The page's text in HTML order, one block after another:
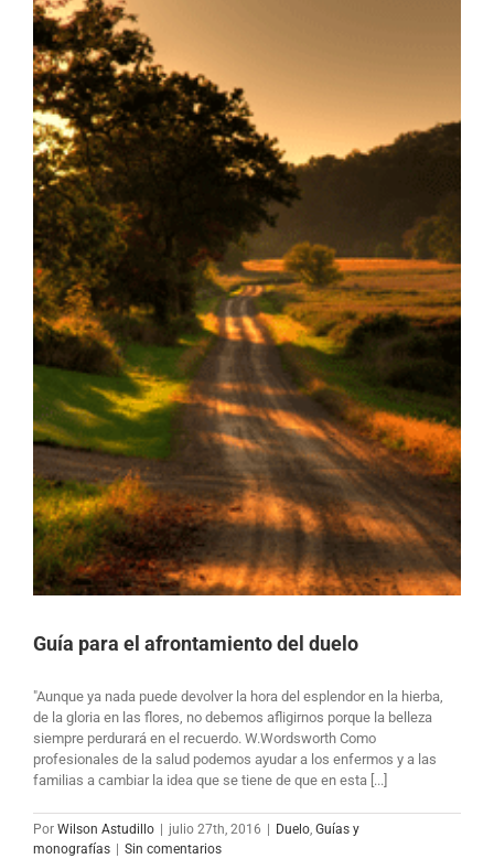
Guía para el afrontamiento del duelo
"Aunque ya nada puede devolver la hora del esplendor en la hierba,
de la gloria en las flores, no debemos afligirnos porque la belleza
siempre perdurará en el recuerdo. W.Wordsworth Como
profesionales de la salud podemos ayudar a los enfermos y a las
familias a cambiar la idea que se tiene de que en esta [...]
Por Wilson Astudillo julio 27th, 2016 Duelo, Guías y
monografías
Sin comentarios